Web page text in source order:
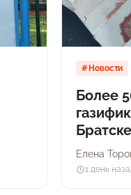
Новости
Более
Братске
Елена
1 день